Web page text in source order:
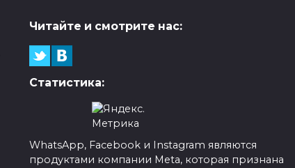
Читайте и смотрите нас:
Статистика:
WhatsApp, Facebook и Instagram являются
продуктами компании Meta, которая признана